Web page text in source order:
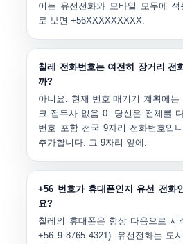
이는 유선전화와 모바일 모두에
로 보면+56XXXXXXXXX.
칠레 전화번호는 여전히 장거리 전
까?
아니요. 현재 번호 매기기 계획에는
크 접두사 없음 0. 당신은 전체를
번호 포함 전국 9자리 전화번호입
추가합니다. 그 9자리 앞에.
+56 번호가 휴대폰인지 유선 전화
요?
칠레의 휴대폰은 항상 다음으로
+56 9 8765 4321). 유선전화는 도